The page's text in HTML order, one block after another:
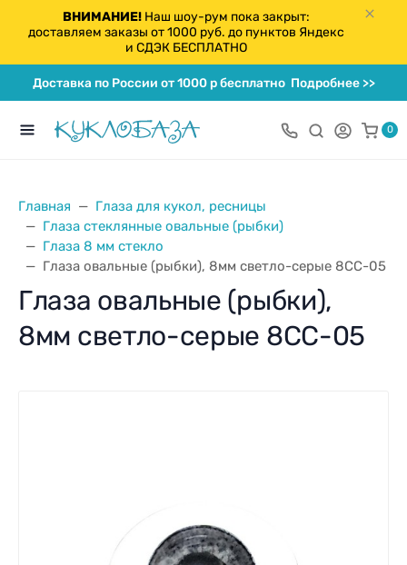
ВНИМАНИЕ!Наш шоу-рум пока закрыт:
доставляем заказы от 1000 руб. до пунктов Яндекс
и СДЭК БЕСПЛАТНО
Доставка по России от 1000 р бесплатноПодробнее >>
0
Главная
Глаза для кукол, ресницы
Глаза стеклянные овальные (рыбки)
Глаза 8 мм стекло
Глаза овальные (рыбки), 8мм светло-серые 8CC-05
Глаза овальные (рыбки),
8мм светло-серые 8CC-05